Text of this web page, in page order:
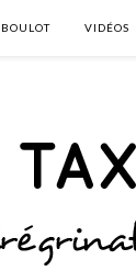
BOULOT VIDÉOS